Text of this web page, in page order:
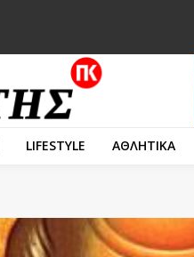
LIFESTYLE ΑΘΛΗΤΙΚΑ